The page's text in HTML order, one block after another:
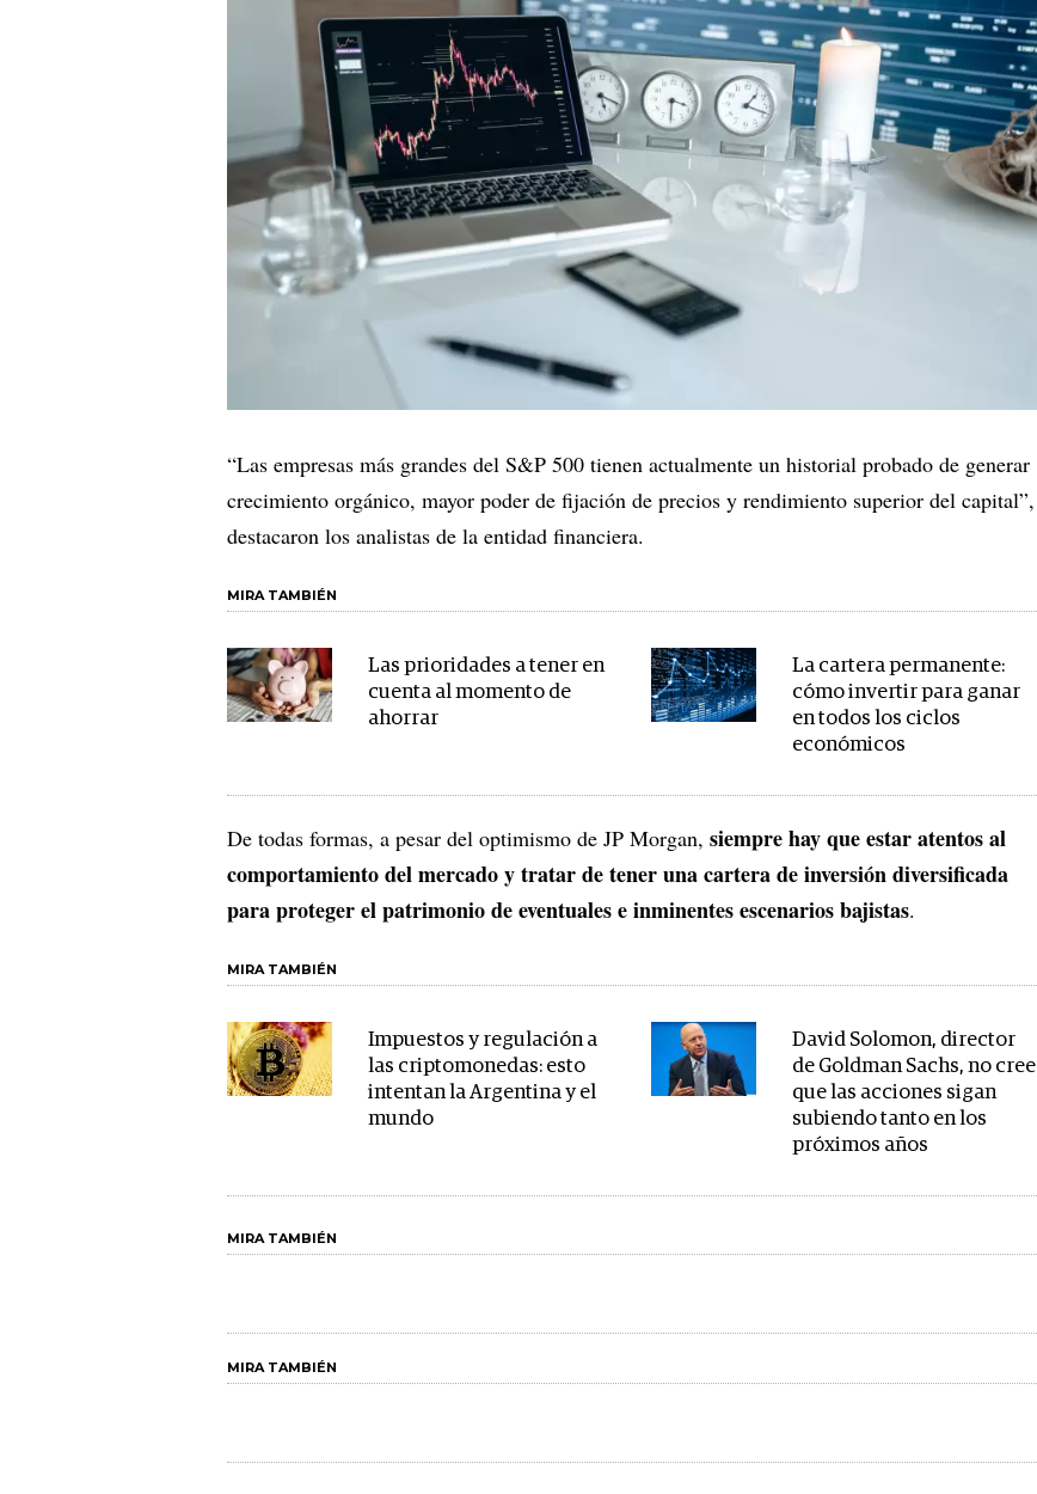
“Las empresas más grandes del S&P 500 tienen actualmente un historial probado de generar
crecimiento orgánico, mayor poder de fijación de precios y rendimiento superior del capital”,
destacaron los analistas de la entidad financiera.
MIRA TAMBIÉN
Las prioridades a tener en
cuenta al momento de
ahorrar
La cartera permanente:
cómo invertir para ganar
en todos los ciclos
económicos
De todas formas, a pesar del optimismo de JP Morgan, siempre hay que estar atentos al
comportamiento del mercado y tratar de tener una cartera de inversión diversificada
para proteger el patrimonio de eventuales e inminentes escenarios bajistas.
MIRA TAMBIÉN
Impuestos y regulación a
las criptomonedas: esto
intentan la Argentina y el
mundo
David Solomon, director
de Goldman Sachs, no cree
que las acciones sigan
subiendo tanto en los
próximos años
MIRA TAMBIÉN
MIRA TAMBIÉN